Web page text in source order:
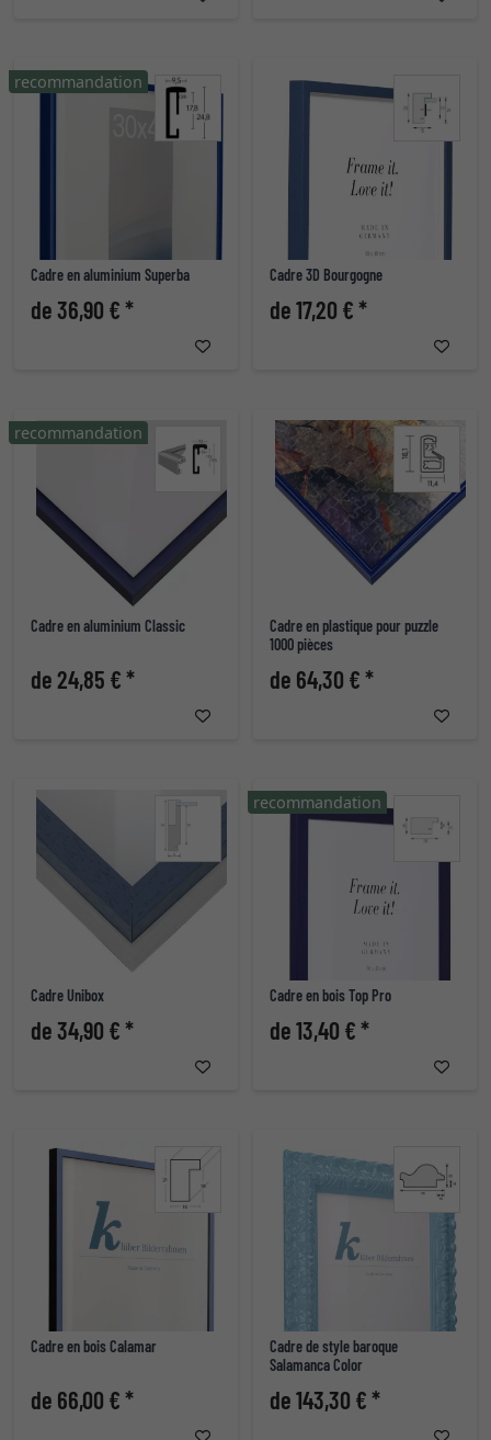
Cadre en aluminium Superba
de 36,90 € *
recommandation
Cadre 3D Bourgogne
de 17,20 € *
Cadre en aluminium Classic
de 24,85 € *
recommandation
Cadre en plastique pour puzzle
1000 pièces
de 64,30 € *
Cadre Unibox
de 34,90 € *
Cadre en bois Top Pro
de 13,40 € *
recommandation
Cadre en bois Calamar
de 66,00 € *
Cadre de style baroque
Salamanca Color
de 143,30 € *